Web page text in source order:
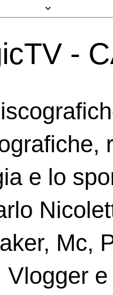
-
e lo
Mc,
Vlogger